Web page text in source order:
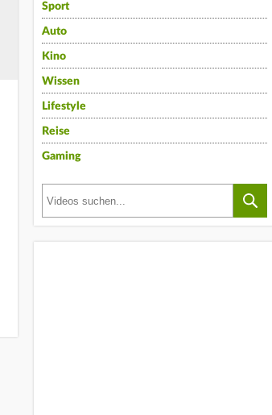
Sport
Auto
Kino
Wissen
Lifestyle
Reise
Gaming